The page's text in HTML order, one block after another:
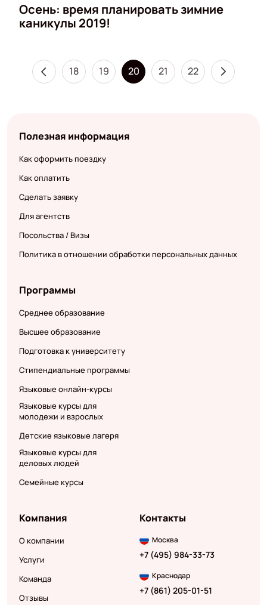
Осень: время планировать зимние
каникулы 2019!
18 19 20 21 22
Полезная информация
Как оформить поездку
Как оплатить
Сделать заявку
Для агентств
Посольства / Визы
Политика в отношении обработки персональных данных
Программы
Среднее образование
Высшее образование
Подготовка к университету
Стипендиальные программы
Языковые онлайн-курсы
Языковые курсы для
молодежи и взрослых
Детские языковые лагеря
Языковые курсы для
деловых людей
Семейные курсы
Компания
О компании
Услуги
Команда
Отзывы
Контакты
Москва
+7 (495) 984-33-73
Краснодар
+7 (861) 205-01-51